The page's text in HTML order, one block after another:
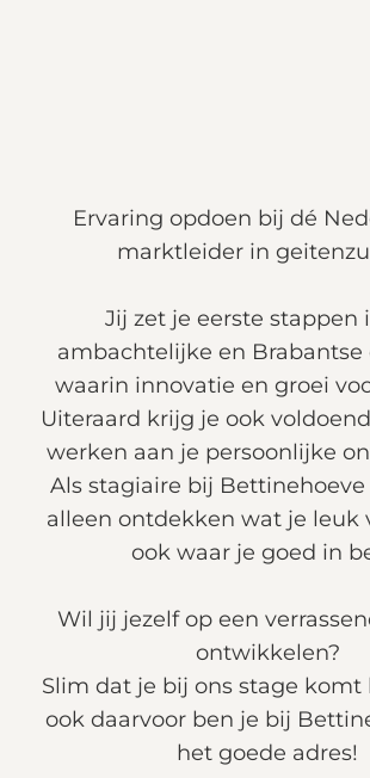
Ervaring opdoen bij dé
marktleider in
Jij zet je eerste stappen
ambachtelijke en
waarin innovatie en groei
Uiteraard krijg je ook
werken aan je persoonlijke
Als stagiaire bij
alleen ontdekken wat je leuk
ook waar je goed in
Wil jij jezelf op een
ontwikkelen?
Slim dat je bij ons stage komt
ook daarvoor ben je bij
het goede adres!